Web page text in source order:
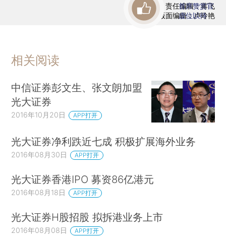
责任编辑：蒋飞
版面编辑：卢玲艳
首席赞赏官
虚位以待
相关阅读
中信证券彭文生、张文朗加盟
光大证券
2016年10月20日 APP打开
光大证券净利跌近七成 积极扩展海外业务
2016年08月30日 APP打开
光大证券香港IPO 募资86亿港元
2016年08月18日 APP打开
光大证券H股招股 拟拆港业务上市
2016年08月08日 APP打开